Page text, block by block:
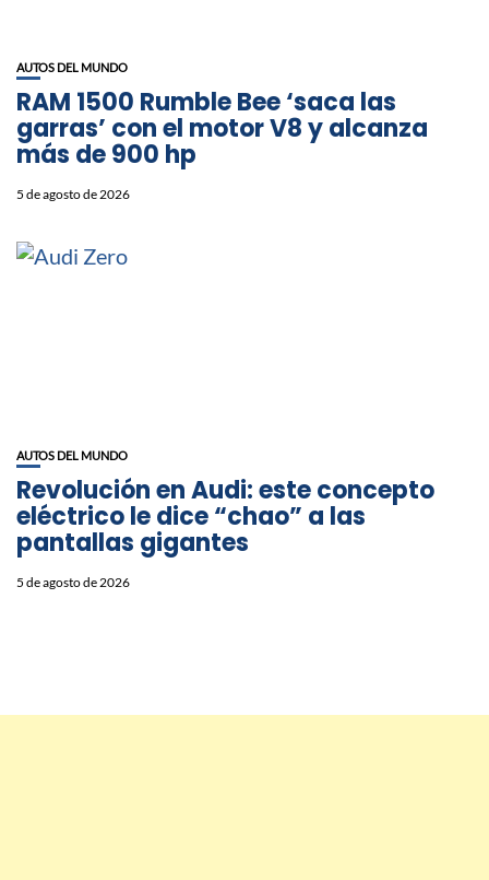
AUTOS DEL MUNDO
RAM 1500 Rumble Bee ‘saca las
garras’ con el motor V8 y alcanza
más de 900 hp
5 de agosto de 2026
AUTOS DEL MUNDO
Revolución en Audi: este concepto
eléctrico le dice “chao” a las
pantallas gigantes
5 de agosto de 2026